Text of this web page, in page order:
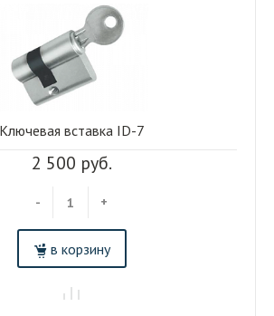
2 500 руб.
- +
в корзину
Ключевая вставка ID-7